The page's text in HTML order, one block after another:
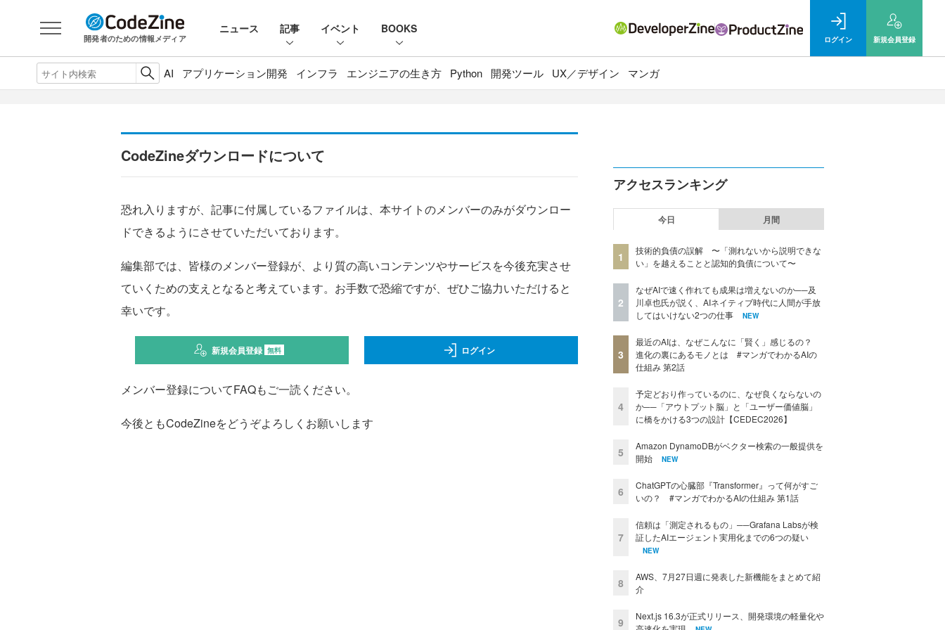
開発者のための情報メディア
ニュース 記事 イベント BOOKS
ログイン 新規会員登録
AI アプリケーション開発 インフラ エンジニアの生き方 Python 開発ツール UX／デザイン マンガ
CodeZineダウンロードについて
恐れ入りますが、記事に付属しているファイルは、本サイトのメンバーのみがダウンロー
ドできるようにさせていただいております。
編集部では、皆様のメンバー登録が、より質の高いコンテンツやサービスを今後充実させ
ていくための支えとなると考えています。お手数で恐縮ですが、ぜひご協力いただけると
幸いです。
新規会員登録 無料 ログイン
メンバー登録についてFAQもご一読ください。
今後ともCodeZineをどうぞよろしくお願いします
アクセスランキング
今日 月間
1
技術的負債の誤解 〜「測れないから説明できな
い」を越えることと認知的負債について〜
2
なぜAIで速く作れても成果は増えないのか──及
川卓也氏が説く、AIネイティブ時代に人間が手放
してはいけない2つの仕事
NEW
3
最近のAIは、なぜこんなに「賢く」感じるの？
進化の裏にあるモノとは #マンガでわかるAIの
仕組み 第2話
4
予定どおり作っているのに、なぜ良くならないの
か──「アウトプット脳」と「ユーザー価値脳」
に橋をかける3つの設計【CEDEC2026】
5
Amazon DynamoDBがベクター検索の一般提供を
開始
NEW
6
ChatGPTの心臓部『Transformer』って何がすご
いの？ #マンガでわかるAIの仕組み 第1話
7
信頼は「測定されるもの」──Grafana Labsが検
証したAIエージェント実用化までの6つの疑い
NEW
8
AWS、7月27日週に発表した新機能をまとめて紹
介
9
Next.js 16.3が正式リリース、開発環境の軽量化や